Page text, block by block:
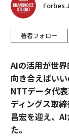
Forbes
著者フォロー
AIの活用が世
向き合えばいい
NTTデータ代
ディングス取
昌宏を迎え、
た。